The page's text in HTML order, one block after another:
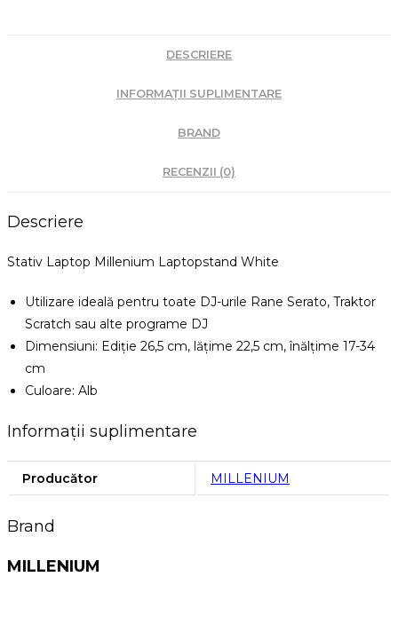
DESCRIERE
INFORMAȚII SUPLIMENTARE
BRAND
RECENZII (0)
Descriere
Stativ Laptop Millenium Laptopstand White
Utilizare ideală pentru toate DJ-urile Rane Serato, Traktor
Scratch sau alte programe DJ
Dimensiuni: Ediție 26,5 cm, lățime 22,5 cm, înălțime 17-34
cm
Culoare: Alb
Informații suplimentare
Producător MILLENIUM
Brand
MILLENIUM